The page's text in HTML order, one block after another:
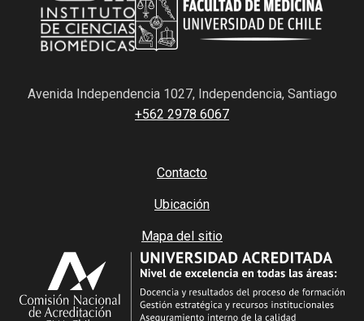
Avenida Independencia 1027, Independencia, Santiago
+562 2978 6067
Contacto
Ubicación
Mapa del sitio